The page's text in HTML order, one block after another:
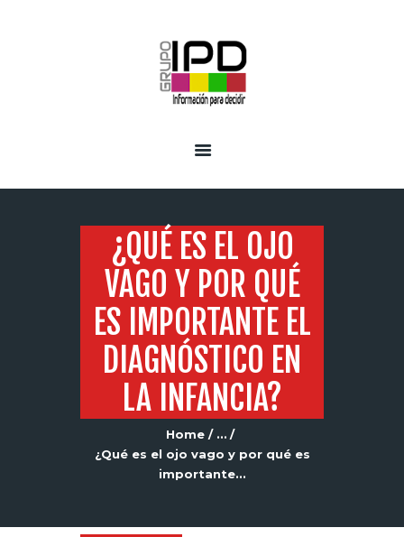
¿QUÉ ES EL OJO
VAGO Y POR QUÉ
ES IMPORTANTE EL
DIAGNÓSTICO EN
LA INFANCIA?
Home
...
¿Qué es el ojo vago y por qué es
importante...